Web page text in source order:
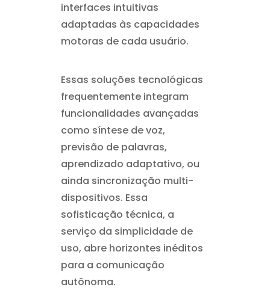
interfaces intuitivas
adaptadas às capacidades
motoras de cada usuário.
Essas soluções tecnológicas
frequentemente integram
funcionalidades avançadas
como síntese de voz,
previsão de palavras,
aprendizado adaptativo, ou
ainda sincronização multi-
dispositivos. Essa
sofisticação técnica, a
serviço da simplicidade de
uso, abre horizontes inéditos
para a comunicação
autônoma.